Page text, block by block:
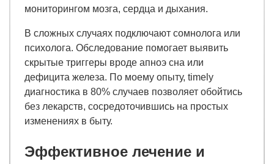
мониторингом мозга, сердца и дыхания.
В сложных случаях подключают сомнолога или
психолога. Обследование помогает выявить
скрытые триггеры вроде апноэ сна или
дефицита железа. По моему опыту, timely
диагностика в 80% случаев позволяет обойтись
без лекарств, сосредоточившись на простых
изменениях в быту.
Эффективное лечение и